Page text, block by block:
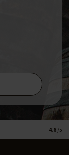
4.6 /5